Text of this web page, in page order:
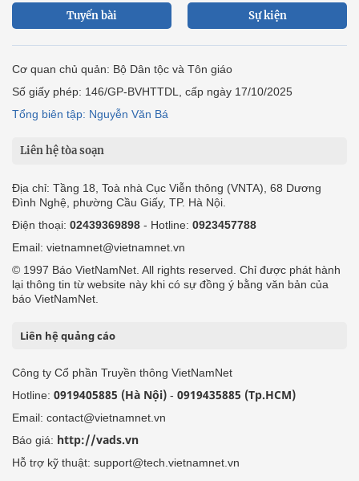
Tuyến bài Sự kiện
Cơ quan chủ quản: Bộ Dân tộc và Tôn giáo
Số giấy phép: 146/GP-BVHTTDL, cấp ngày 17/10/2025
Tổng biên tập: Nguyễn Văn Bá
Liên hệ tòa soạn
Địa chỉ: Tầng 18, Toà nhà Cục Viễn thông (VNTA), 68 Dương
Đình Nghệ, phường Cầu Giấy, TP. Hà Nội.
Điện thoại: 02439369898 - Hotline: 0923457788
Email: vietnamnet@vietnamnet.vn
© 1997 Báo VietNamNet. All rights reserved. Chỉ được phát hành
lại thông tin từ website này khi có sự đồng ý bằng văn bản của
báo VietNamNet.
Liên hệ quảng cáo
Công ty Cổ phần Truyền thông VietNamNet
Hotline: 0919405885 (Hà Nội) - 0919435885 (Tp.HCM)
Email: contact@vietnamnet.vn
Báo giá: http://vads.vn
Hỗ trợ kỹ thuật: support@tech.vietnamnet.vn